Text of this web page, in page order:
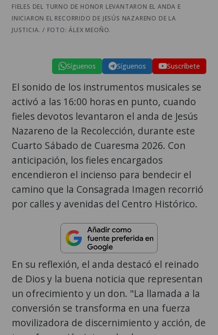
FIELES DEL TURNO DE HONOR LEVANTARON EL ANDA E
INICIARON EL RECORRIDO DE JESÚS NAZARENO DE LA
JUSTICIA. / FOTO: ÁLEX MEOÑO.
Síguenos Síguenos Suscríbete
El sonido de los instrumentos musicales se
activó a las 16:00 horas en punto, cuando
fieles devotos levantaron el anda de Jesús
Nazareno de la Recolección, durante este
Cuarto Sábado de Cuaresma 2026. Con
anticipación, los fieles encargados
encendieron el incienso para bendecir el
camino que la Consagrada Imagen recorrió
por calles y avenidas del Centro Histórico.
En su reflexión, el anda destacó el reinado
de Dios y la buena noticia que representan
un ofrecimiento y un don. "La llamada a la
conversión se transforma en una fuerza
movilizadora de discernimiento y acción, de